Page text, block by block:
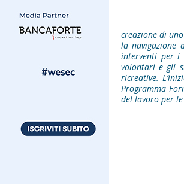
creazione di
la navigazione
interventi per i
volontari e gli
ricreative.
Programma
del lavoro per